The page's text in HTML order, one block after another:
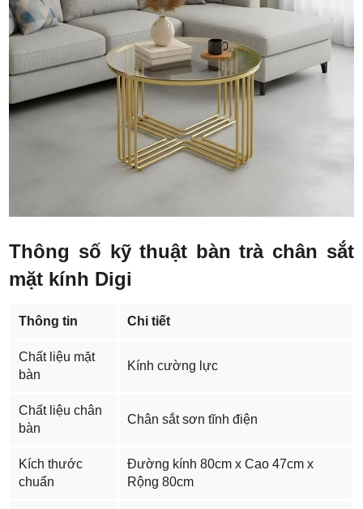
Thông số kỹ thuật bàn trà chân sắt
mặt kính Digi
Thông tin Chi tiết
Chất liệu mặt
bàn
Kính cường lực
Chất liệu chân
bàn
Chân sắt sơn tĩnh điện
Kích thước
chuẩn
Đường kính 80cm x Cao 47cm x
Rộng 80cm